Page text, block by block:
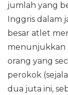
jumlah yang
Inggris dalam
besar atlet
menunjukkan
orang yang
perokok
dua juta ini,